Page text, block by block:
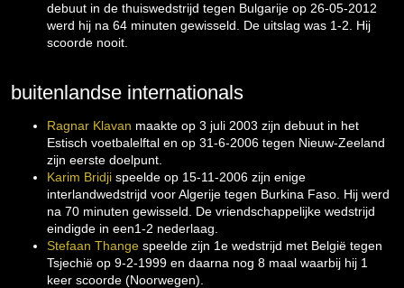
debuut in de thuiswedstrijd tegen Bulgarije op 26-05-2012
werd hij na 64 minuten gewisseld. De uitslag was 1-2. Hij
scoorde nooit.
buitenlandse internationals
Ragnar Klavan maakte op 3 juli 2003 zijn debuut in het
Estisch voetbalelftal en op 31-6-2006 tegen Nieuw-Zeeland
zijn eerste doelpunt.
Karim Bridji speelde op 15-11-2006 zijn enige
interlandwedstrijd voor Algerije tegen Burkina Faso. Hij werd
na 70 minuten gewisseld. De vriendschappelijke wedstrijd
eindigde in een1-2 nederlaag.
Stefaan Thange speelde zijn 1e wedstrijd met België tegen
Tsjechië op 9-2-1999 en daarna nog 8 maal waarbij hij 1
keer scoorde (Noorwegen).